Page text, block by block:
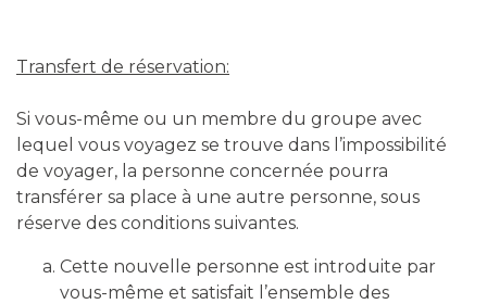
Transfert de réservation:
Si vous-même ou un membre du groupe avec
lequel vous voyagez se trouve dans l’impossibilité
de voyager, la personne concernée pourra
transférer sa place à une autre personne, sous
Cette nouvelle personne est introduite par
vous-même et satisfait l’ensemble des